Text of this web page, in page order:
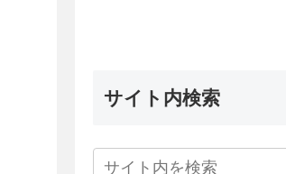
サイト内検索